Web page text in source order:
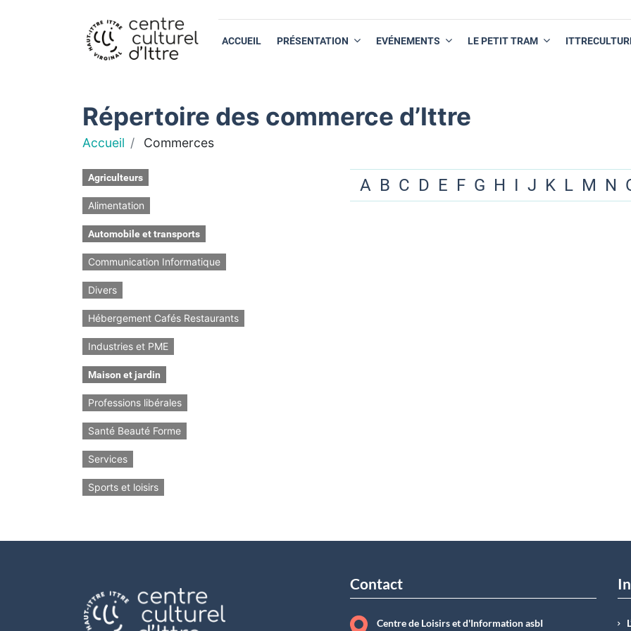
ACCUEIL PRÉSENTATION EVÉNEMENTS LE PETIT TRAM
Répertoire des commerce d’Ittre
Accueil Commerces
Agriculteurs
Alimentation
Automobile et transports
Communication Informatique
Divers
Hébergement Cafés Restaurants
Industries et PME
Maison et jardin
Professions libérales
Santé Beauté Forme
Services
Sports et loisirs
A B C D E F G H I J K L M N
Contact
Centre de Loisirs et d'Information asbI